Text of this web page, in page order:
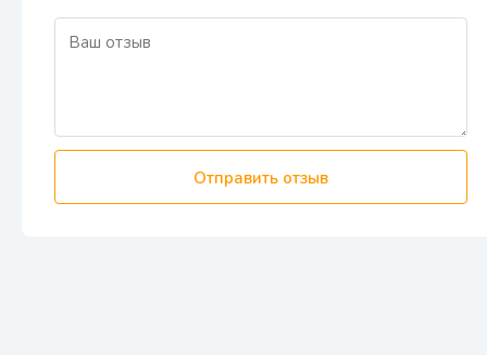
Отправить отзыв